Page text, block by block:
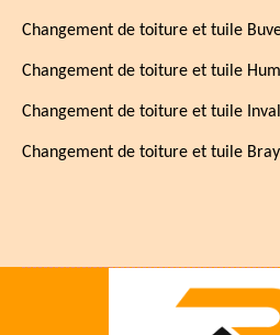
Changement de toiture et tuile
Changement de toiture et tuile
Changement de toiture et tuile
Changement de toiture et tuile